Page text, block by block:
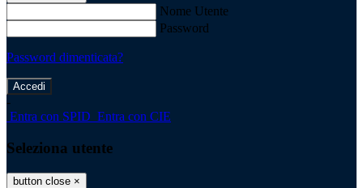
Nome Utente
Password
Password dimenticata?
-
Entra con SPID Entra con CIE
Seleziona utente
button close ×